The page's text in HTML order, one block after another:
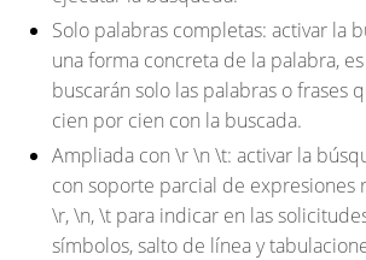
Solo palabras completas: activar la
una forma concreta de la palabra,
buscarán solo las palabras o frases
cien por cien con la buscada.
Ampliada con \r \n \t: activar la
con soporte parcial de expresiones
\r, \n, \t para indicar en las
símbolos, salto de línea y